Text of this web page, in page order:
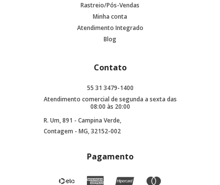
Rastreio/Pós-Vendas
Minha conta
Atendimento Integrado
Blog
Contato
55 31 3479-1400
Atendimento comercial de segunda a sexta das
08:00 às 20:00
R. Um, 891 - Campina Verde,
Contagem - MG, 32152-002
Pagamento